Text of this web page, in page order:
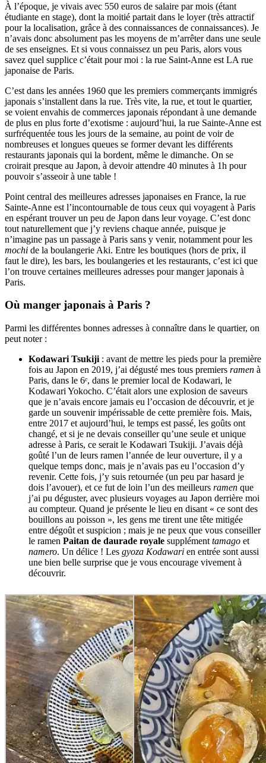
À l’époque, je vivais avec 550 euros de salaire par mois (étant
étudiante en stage), dont la moitié partait dans le loyer (très attractif
pour la localisation, grâce à des connaissances de connaissances). Je
n’avais donc absolument pas les moyens de m’arrêter dans une seule
de ses enseignes. Et si vous connaissez un peu Paris, alors vous
savez quel supplice c’était pour moi : la rue Saint-Anne est LA rue
japonaise de Paris.
C’est dans les années 1960 que les premiers commerçants immigrés
japonais s’installent dans la rue. Très vite, la rue, et tout le quartier,
se voient envahis de commerces japonais répondant à une demande
de plus en plus forte d’exotisme : aujourd’hui, la rue Sainte-Anne est
surfréquentée tous les jours de la semaine, au point de voir de
nombreuses et longues queues se former devant les différents
restaurants japonais qui la bordent, même le dimanche. On se
croirait presque au Japon, à devoir attendre 40 minutes à 1h pour
pouvoir s’asseoir à une table !
Point central des meilleures adresses japonaises en France, la rue
Sainte-Anne est l’incontournable de tous ceux qui voyagent à Paris
en espérant trouver un peu de Japon dans leur voyage. C’est donc
tout naturellement que j’y reviens chaque année, puisque je
n’imagine pas un passage à Paris sans y venir, notamment pour les
mochi de la boulangerie Aki. Entre les boutiques (hors de prix, il
faut le dire), les bars, les boulangeries et les restaurants, c’est ici que
l’on trouve certaines meilleures adresses pour manger japonais à
Paris.
Où manger japonais à Paris ?
Parmi les différentes bonnes adresses à connaître dans le quartier, on
peut noter :
Kodawari Tsukiji : avant de mettre les pieds pour la première
fois au Japon en 2019, j’ai dégusté mes tous premiers ramen à
Paris, dans le 6ᵉ, dans le premier local de Kodawari, le
Kodawari Yokocho. C’était alors une explosion de saveurs
que je n’avais encore jamais eu l’occasion de découvrir, et je
garde un souvenir impérissable de cette première fois. Mais,
entre 2017 et aujourd’hui, le temps est passé, les goûts ont
changé, et si je ne devais conseiller qu’une seule et unique
adresse à Paris, ce serait le Kodawari Tsukiji. J’avais déjà
goûté l’un de leurs ramen l’année de leur ouverture, il y a
quelque temps donc, mais je n’avais pas eu l’occasion d’y
revenir. Cette fois, j’y suis retournée (un peu par hasard je
dois l’avouer), et ce fut de loin l’un des meilleurs ramen que
j’ai pu déguster, avec plusieurs voyages au Japon derrière moi
au compteur. Quand je présente le lieu en disant « ce sont des
bouillons au poisson », les gens me tirent une tête mitigée
entre dégoût et suspicion ; mais je ne peux que vous conseiller
le ramen Paitan de daurade royale supplément tamago et
namero. Un délice ! Les gyoza Kodawari en entrée sont aussi
une bien belle surprise que je vous encourage vivement à
découvrir.